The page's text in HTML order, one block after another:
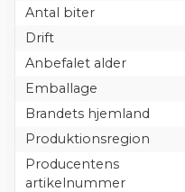
Antal biter
Drift
Anbefalet alder
Emballage
Brandets hjemland
Produktionsregion
Producentens
artikelnummer